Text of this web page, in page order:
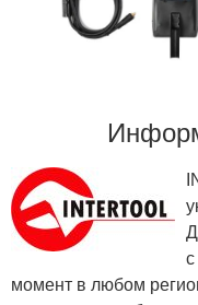
момент в любом